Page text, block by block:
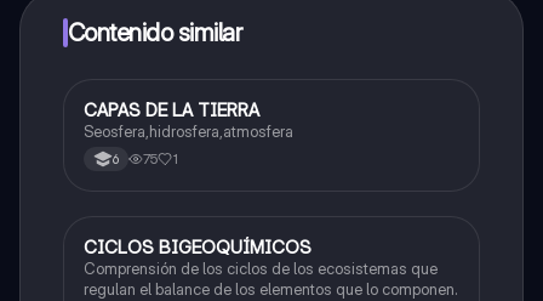
a determinadas funciones.
Contenido similar
Biologia
CAPAS DE LA TIERRA
Seosfera,hidrosfera,atmosfera
6 75 1
Biologia
CICLOS BIGEOQUÍMICOS
Comprensión de los ciclos de los ecosistemas que
regulan el balance de los elementos que lo componen.